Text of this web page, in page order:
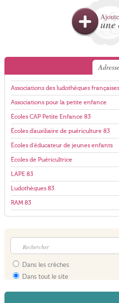
une
Associations des ludothèques françaises
Associations pour la petite enfance
Écoles CAP Petite Enfance 83
Écoles d'auxiliaire de puériculture 83
Écoles d'éducateur de jeunes enfants
Écoles de Puéricultrice
LAPE 83
Ludothèques 83
RAM 83
Dans les crèches
Dans tout le site